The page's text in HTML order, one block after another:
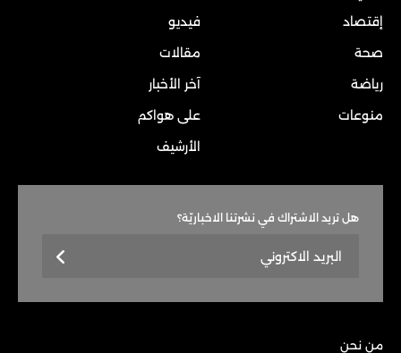
إقتصاد
صحة
رياضة
منوعات
فيديو
مقالات
آخر الأخبار
على هواكم
الأرشيف
هل تريد الاشتراك في نشرتنا الاخباريّة؟
من نحن